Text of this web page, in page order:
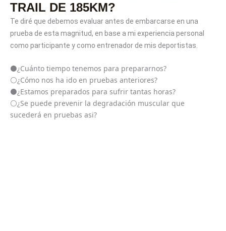
TRAIL DE 185KM?
Te diré que debemos evaluar antes de embarcarse en una
prueba de esta magnitud, en base a mi experiencia personal
como participante y como entrenador de mis deportistas.
⚫️¿Cuánto tiempo tenemos para prepararnos?
⚪️¿Cómo nos ha ido en pruebas anteriores?
⚫️¿Estamos preparados para sufrir tantas horas?
⚪️¿Se puede prevenir la degradación muscular que
sucederá en pruebas asi?